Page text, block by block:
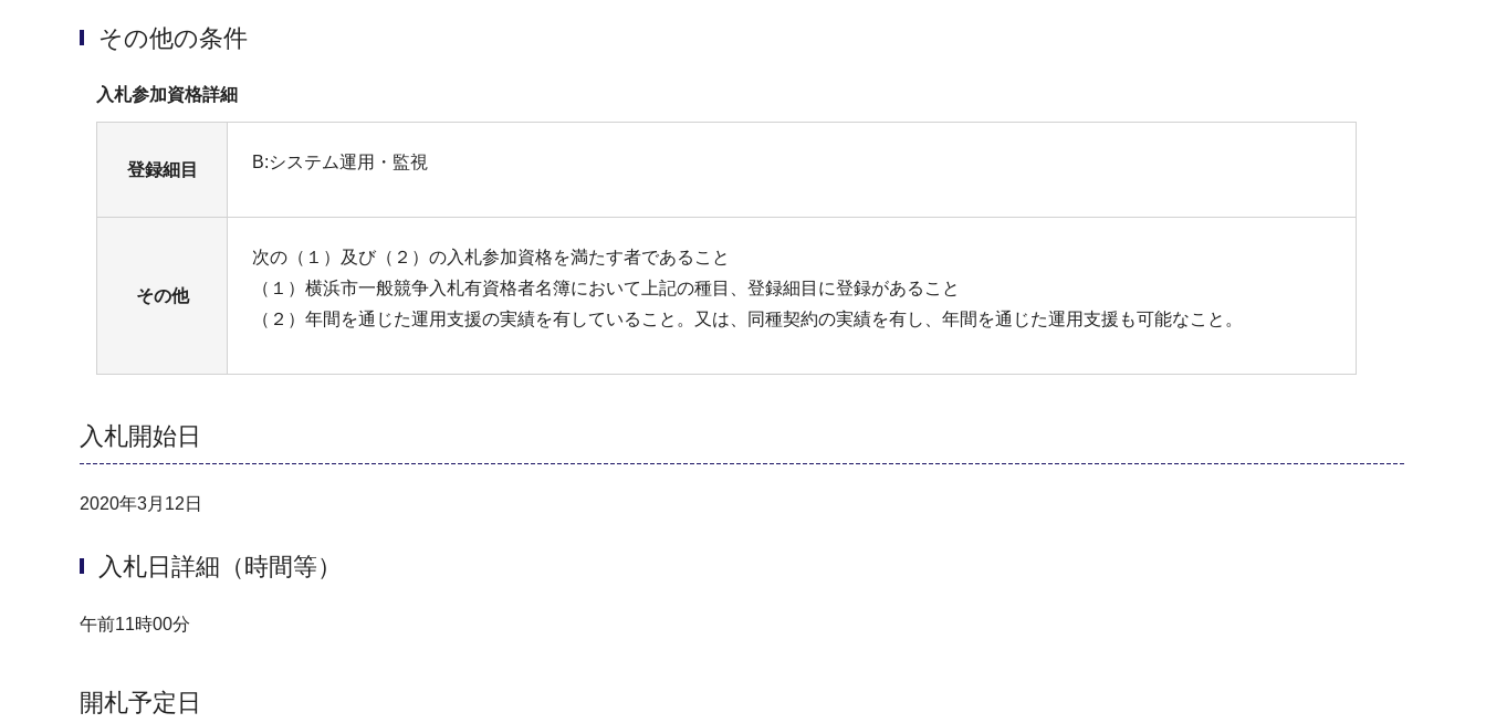
その他の条件
⼊札参加資格詳細
登録細目 B:システム運⽤・監視
その他
次の（１）及び（２）の⼊札参加資格を満たす者であること
（１）横浜市⼀般競争⼊札有資格者名簿において上記の種目、登録細目に登録があること
（２）年間を通じた運⽤⽀援の実績を有していること。又は、同種契約の実績を有し、年間を通じた運⽤⽀援も可能なこと。
入札開始日
2020年3月12日
入札日詳細（時間等）
午前11時00分
開札予定日